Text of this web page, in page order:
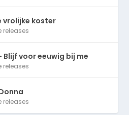
vrolijke koster
releases
Blijf voor eeuwig bij me
releases
releases